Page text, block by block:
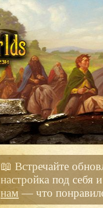
📖 Встречайте
настройка под себя
нам — что